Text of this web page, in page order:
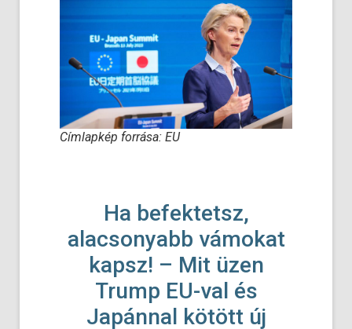
Címlapkép forrása: EU
Ha befektetsz,
alacsonyabb vámokat
kapsz! – Mit üzen
Trump EU-val és
Japánnal kötött új